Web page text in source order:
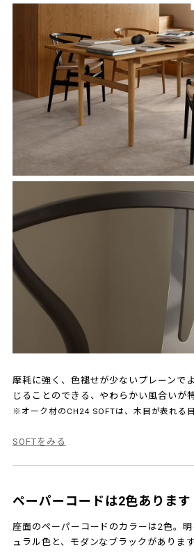
摩耗に強く、色褪せが少ないプレーンで
じることのできる、やわらかい風合いが
※オーク材のCH24 SOFTは、木目が表れる
SOFTをみる
ペーパーコードは2色あります
座面のペーパーコードのカラーは2色。
ュラル色と、モダンなブラックがあります